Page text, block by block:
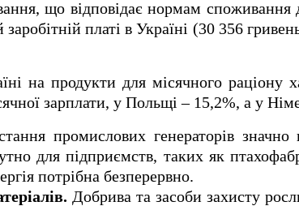
що відповідає нормам споживання
платі в Україні (30 356
на продукти для місячного раціону
зарплати, у Польщі – 15,2%, а у
промислових генераторів
для підприємств, таких як
потрібна безперервно.
Добрива та засоби захисту